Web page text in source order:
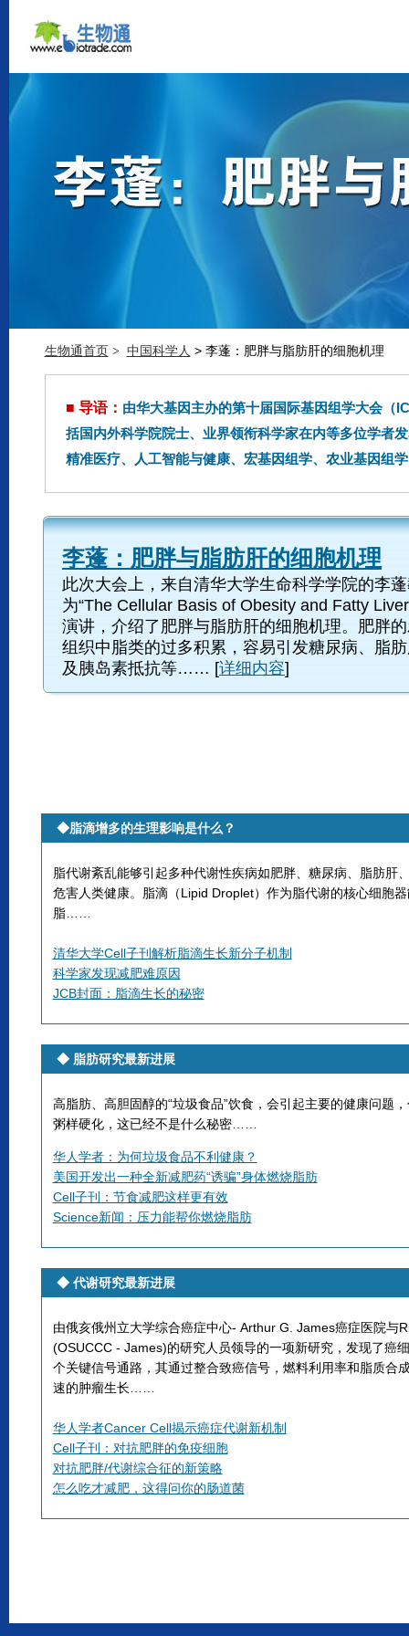
生物通首页 > 中国科学人 > 李蓬：肥胖与脂肪肝的细胞机理
■ 导语： 由华大基因主办的第十届国际基因组学大会（
括国内外科学院院士、业界领衔科学家在内等多位学者
精准医疗、人工智能与健康、宏基因组学、农业基因
李蓬：肥胖与脂肪肝的细胞机理
此次大会上，来自清华大学生命科学学院的李
为“The Cellular Basis of Obesity and Fatty
演讲，介绍了肥胖与脂肪肝的细胞机理。肥胖
组织中脂类的过多积累，容易引发糖尿病、脂
及胰岛素抵抗等…… [详细内容]
◆脂滴增多的生理影响是什么？
脂代谢紊乱能够引起多种代谢性疾病如肥胖、糖尿病、脂肪肝
危害人类健康。脂滴（Lipid Droplet）作为脂代谢的核心细胞
脂……
清华大学Cell子刊解析脂滴生长新分子机制
科学家发现减肥难原因
JCB封面：脂滴生长的秘密
◆ 脂肪研究最新进展
高脂肪、高胆固醇的“垃圾食品”饮食，会引起主要的健康问题
粥样硬化，这已经不是什么秘密……
华人学者：为何垃圾食品不利健康？
美国开发出一种全新减肥药“诱骗”身体燃烧脂肪
Cell子刊：节食减肥这样更有效
Science新闻：压力能帮你燃烧脂肪
◆ 代谢研究最新进展
由俄亥俄州立大学综合癌症中心- Arthur G. James癌症医院与
(OSUCCC - James)的研究人员领导的一项新研究，发现了癌
个关键信号通路，其通过整合致癌信号，燃料利用率和脂质合
速的肿瘤生长……
华人学者Cancer Cell揭示癌症代谢新机制
Cell子刊：对抗肥胖的免疫细胞
对抗肥胖/代谢综合征的新策略
怎么吃才减肥，这得问你的肠道菌